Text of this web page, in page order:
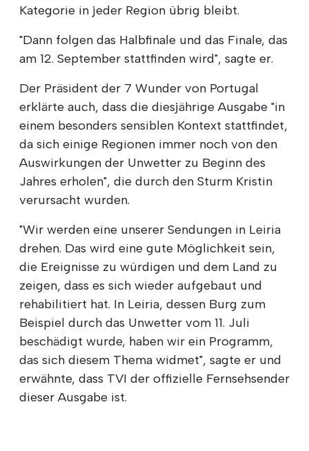
Kategorie in jeder Region übrig bleibt.
"Dann folgen das Halbfinale und das Finale, das
am 12. September stattfinden wird", sagte er.
Der Präsident der 7 Wunder von Portugal
erklärte auch, dass die diesjährige Ausgabe "in
einem besonders sensiblen Kontext stattfindet,
da sich einige Regionen immer noch von den
Auswirkungen der Unwetter zu Beginn des
Jahres erholen", die durch den Sturm Kristin
verursacht wurden.
"Wir werden eine unserer Sendungen in Leiria
drehen. Das wird eine gute Möglichkeit sein,
die Ereignisse zu würdigen und dem Land zu
zeigen, dass es sich wieder aufgebaut und
rehabilitiert hat. In Leiria, dessen Burg zum
Beispiel durch das Unwetter vom 11. Juli
beschädigt wurde, haben wir ein Programm,
das sich diesem Thema widmet", sagte er und
erwähnte, dass TVI der offizielle Fernsehsender
dieser Ausgabe ist.